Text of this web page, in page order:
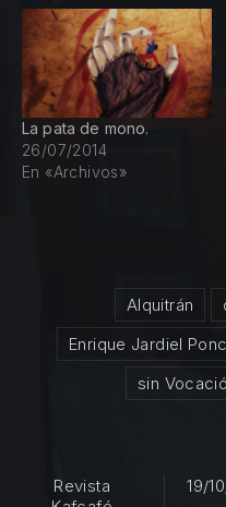
La pata de mono.
26/07/2014
En «Archivos»
Alquitrán
Enrique Jardiel
sin
Revista
19/